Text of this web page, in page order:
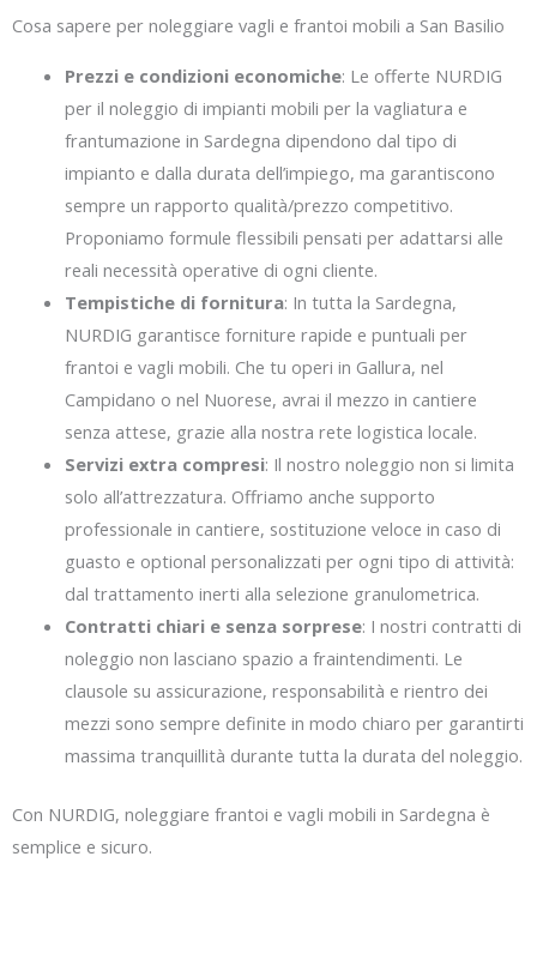
Cosa sapere per noleggiare vagli e frantoi mobili a San Basilio
Prezzi e condizioni economiche: Le offerte NURDIG
per il noleggio di impianti mobili per la vagliatura e
frantumazione in Sardegna dipendono dal tipo di
impianto e dalla durata dell’impiego, ma garantiscono
sempre un rapporto qualità/prezzo competitivo.
Proponiamo formule flessibili pensati per adattarsi alle
reali necessità operative di ogni cliente.
Tempistiche di fornitura: In tutta la Sardegna,
NURDIG garantisce forniture rapide e puntuali per
frantoi e vagli mobili. Che tu operi in Gallura, nel
Campidano o nel Nuorese, avrai il mezzo in cantiere
senza attese, grazie alla nostra rete logistica locale.
Servizi extra compresi: Il nostro noleggio non si limita
solo all’attrezzatura. Offriamo anche supporto
professionale in cantiere, sostituzione veloce in caso di
guasto e optional personalizzati per ogni tipo di attività:
dal trattamento inerti alla selezione granulometrica.
Contratti chiari e senza sorprese: I nostri contratti di
noleggio non lasciano spazio a fraintendimenti. Le
clausole su assicurazione, responsabilità e rientro dei
mezzi sono sempre definite in modo chiaro per garantirti
massima tranquillità durante tutta la durata del noleggio.
Con NURDIG, noleggiare frantoi e vagli mobili in Sardegna è
semplice e sicuro.